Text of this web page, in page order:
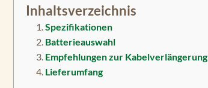
Inhaltsverzeichnis
Spezifikationen
Batterieauswahl
Empfehlungen zur Kabelverlängerung
Lieferumfang